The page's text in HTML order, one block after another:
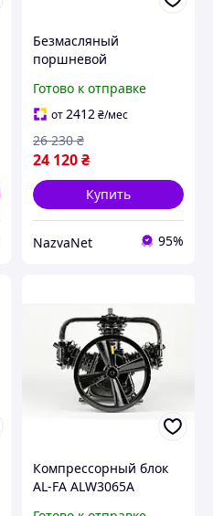
Безмасляный
поршневой
MOF1680 120L 4500 Вт
762 л/мин 8 бар для
промышленного
использования
Готово к отправке
от2412₴/мес
24 120₴
26 230 ₴
Купить
NazvaNet 95%
Компрессорный блок
AL-FA ALW3065A